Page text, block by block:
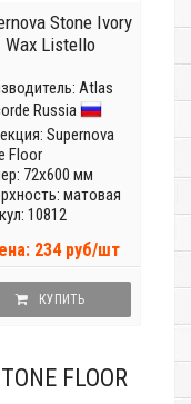
Stone Ivory
Wax Listello
Atlas
Russia
Supernova
Floor
72x600 мм
матовая
10812
234 руб/шт
КУПИТЬ
FLOOR